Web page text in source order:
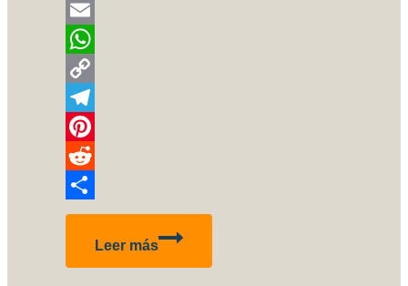
Facebook
Email
WhatsApp
Copy
Link
Telegram
Pinterest
Reddit
Compartir
Leer más
Lo